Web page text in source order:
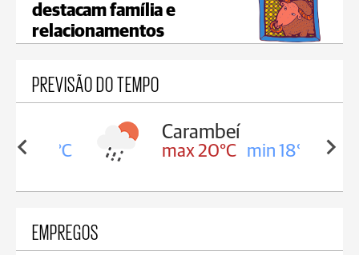
destacam família e
relacionamentos
PREVISÃO DO TEMPO
18°C
Carambeí
max 20°C min 18°C
EMPREGOS